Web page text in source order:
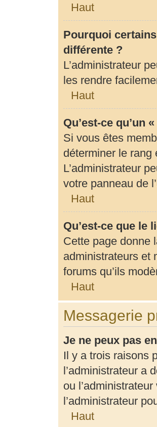
Haut
Pourquoi
différente ?
L’administrateur
les rendre
Haut
Qu’est-ce qu’un
Si vous êtes
déterminer le rang
L’administrateur
votre panneau de
Haut
Qu’est-ce que le
Cette page donne
administrateurs et
forums qu’ils
Haut
Messagerie
Je ne peux pas
Il y a trois raisons
l’administrateur a
ou
l’administrateur
Haut